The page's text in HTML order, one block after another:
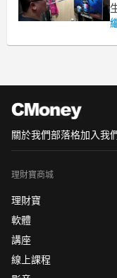
關於我們部落格加入我
理財寶商城
理財寶
軟體
講座
線上課程